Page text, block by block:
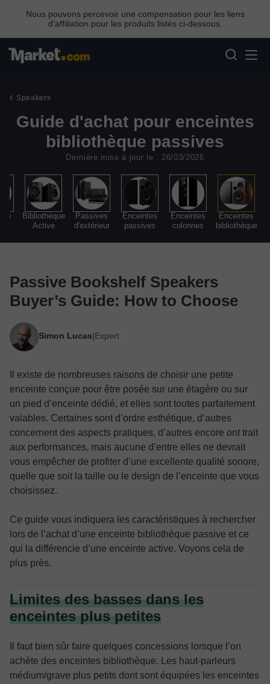
Nous pouvons percevoir une compensation pour les liens
d'affiliation pour les produits listés ci-dessous.
Speakers
Guide d'achat pour enceintes
bibliothèque passives
Dernière mise à jour le : 26/03/2026
Bibliothèque
Active
Passives
d'extérieur
Enceintes
passives
Enceintes
colonnes
Enceintes
bibliothèque
Passive Bookshelf Speakers
Buyer’s Guide: How to Choose
Simon Lucas|Expert
Il existe de nombreuses raisons de choisir une petite
enceinte conçue pour être posée sur une étagère ou sur
un pied d’enceinte dédié, et elles sont toutes parfaitement
valables. Certaines sont d’ordre esthétique, d’autres
concernent des aspects pratiques, d’autres encore ont trait
aux performances, mais aucune d’entre elles ne devrait
vous empêcher de profiter d’une excellente qualité sonore,
quelle que soit la taille ou le design de l’enceinte que vous
choisissez.
Ce guide vous indiquera les caractéristiques à rechercher
lors de l’achat d’une enceinte bibliothèque passive et ce
qui la différencie d’une enceinte active. Voyons cela de
plus près.
Limites des basses dans les
enceintes plus petites
Il faut bien sûr faire quelques concessions lorsque l’on
achète des enceintes bibliothèque. Les haut-parleurs
médium/grave plus petits dont sont équipées les enceintes